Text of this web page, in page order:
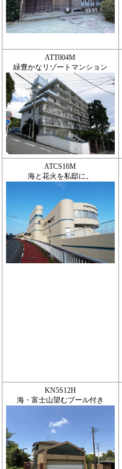
ATT004M
緑豊かなリゾートマンション
ATCS16M
海と花火を私邸に。
KN5S12H
海・富士山望むプール付き